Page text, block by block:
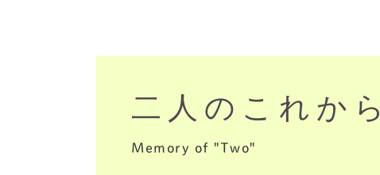
二人のこれから
Memory of "Two"